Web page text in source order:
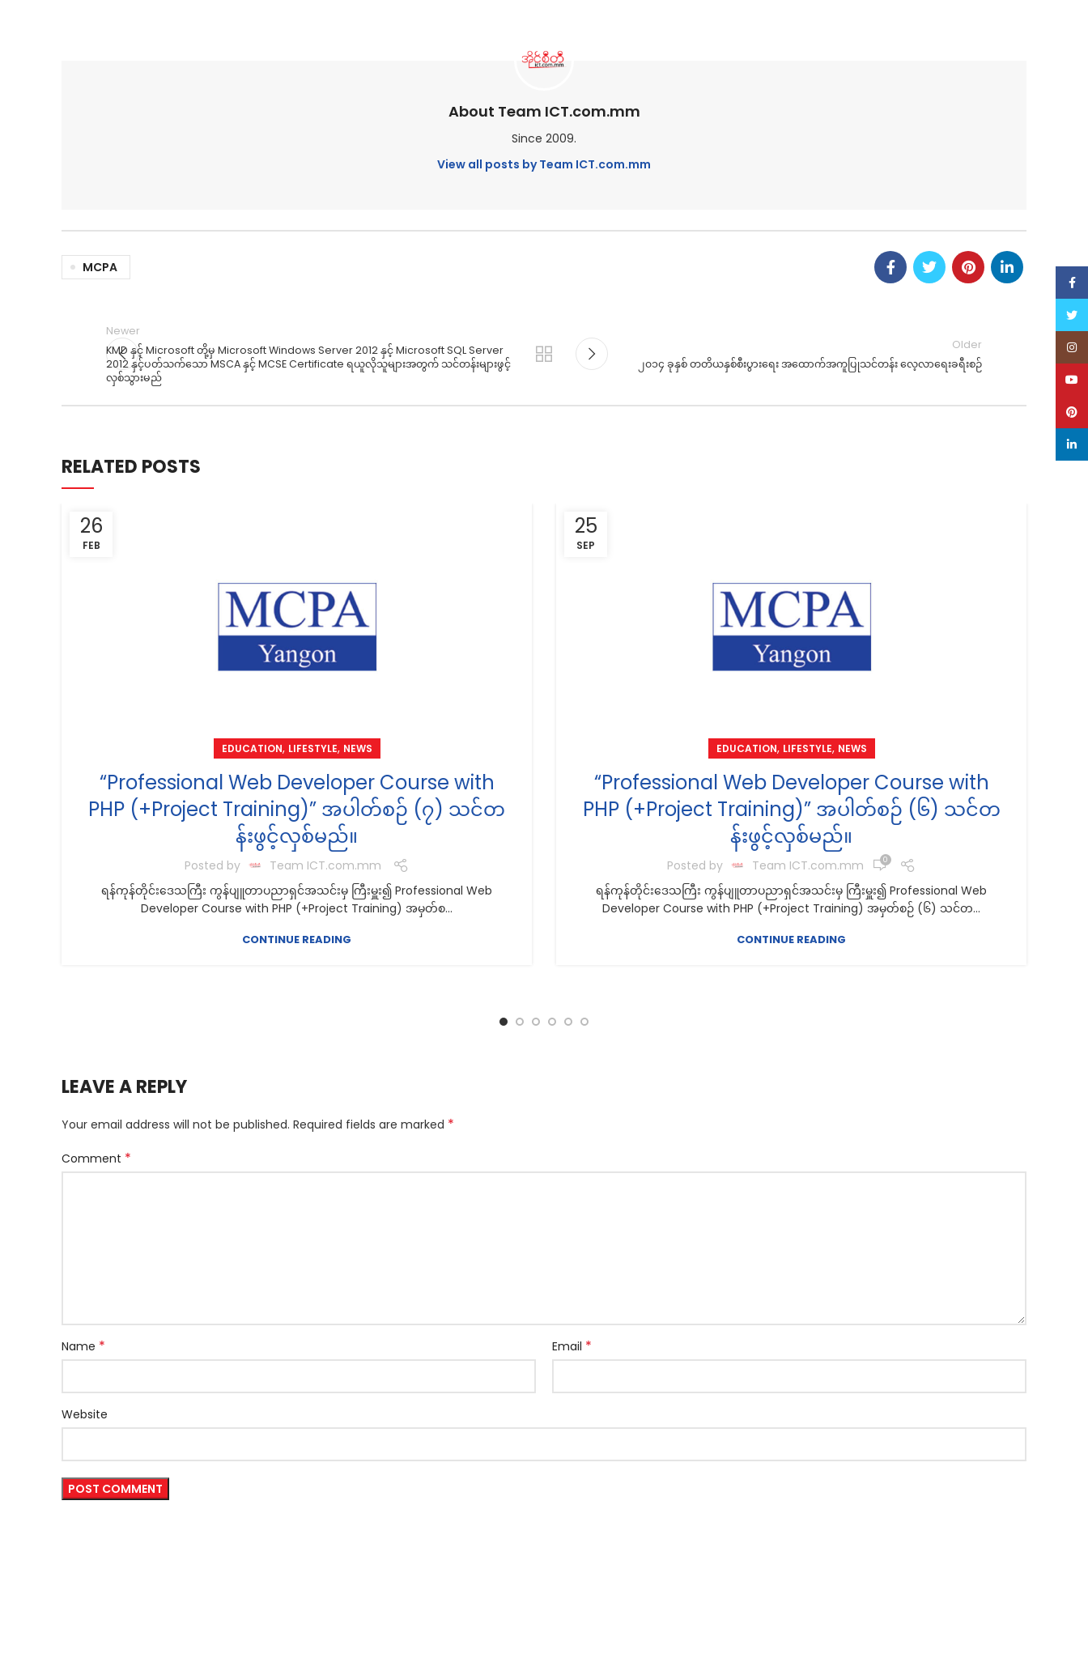
About Team ICT.com.mm
Since 2009.
View all posts by Team ICT.com.mm
MCPA
Newer
KMD နှင့် Microsoft တို့မှ Microsoft Windows Server 2012 နှင့် Microsoft SQL Server
2012 နှင့်ပတ်သက်သော MSCA နှင့် MCSE Certificate ရယူလိုသူများအတွက် သင်တန်းများဖွင့်
လှစ်သွားမည်
Older
၂၀၁၄ ခုနှစ် တတိယနှစ်စီးပွားရေး အထောက်အကူပြုသင်တန်း လေ့လာရေးခရီးစဉ်
RELATED POSTS
26
FEB
EDUCATION, LIFESTYLE, NEWS
“Professional Web Developer Course with
PHP (+Project Training)” အပါတ်စဉ် (၇) သင်တ
န်းဖွင့်လှစ်မည်။
Posted by
Team ICT.com.mm
ရန်ကုန်တိုင်းဒေသကြီး ကွန်ပျူတာပညာရှင်အသင်းမှ ကြီးမှူး၍ Professional Web
Developer Course with PHP (+Project Training) အမှတ်စ...
CONTINUE READING
25
SEP
EDUCATION, LIFESTYLE, NEWS
“Professional Web Developer Course with
PHP (+Project Training)” အပါတ်စဉ် (၆) သင်တ
န်းဖွင့်လှစ်မည်။
Posted by Team ICT.com.mm 0
ရန်ကုန်တိုင်းဒေသကြီး ကွန်ပျူတာပညာရှင်အသင်းမှ ကြီးမှူး၍ Professional Web
Developer Course with PHP (+Project Training) အမှတ်စဉ် (၆) သင်တ...
CONTINUE READING
LEAVE A REPLY
Your email address will not be published. Required fields are marked *
Comment *
Name * Email *
Website